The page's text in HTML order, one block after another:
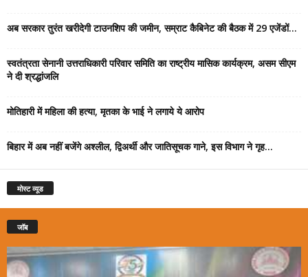
अब सरकार तुरंत खरीदेगी टाउनशिप की जमीन, सम्राट कैबिनेट की बैठक में 29 एजेंडों...
स्वतंत्रता सेनानी उत्तराधिकारी परिवार समिति का राष्ट्रीय मासिक कार्यक्रम, असम सीएम
ने दी श्रद्धांजलि
मोतिहारी में महिला की हत्या, मृतका के भाई ने लगाये ये आरोप
बिहार में अब नहीं बजेंगे अश्लील, द्विअर्थी और जातिसूचक गाने, इस विभाग ने गृह...
मोस्ट व्यूड
जॉब